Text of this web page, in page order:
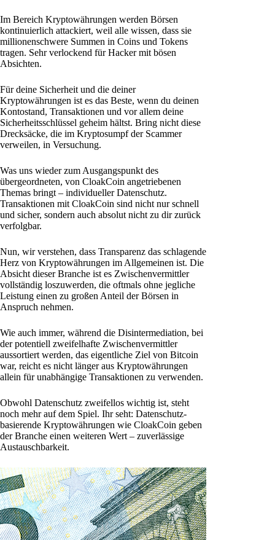
Im Bereich Kryptowährungen werden Börsen
kontinuierlich attackiert, weil alle wissen, dass sie
millionenschwere Summen in Coins und Tokens
tragen. Sehr verlockend für Hacker mit bösen
Absichten.
Für deine Sicherheit und die deiner
Kryptowährungen ist es das Beste, wenn du deinen
Kontostand, Transaktionen und vor allem deine
Sicherheitsschlüssel geheim hältst. Bring nicht diese
Drecksäcke, die im Kryptosumpf der Scammer
verweilen, in Versuchung.
Was uns wieder zum Ausgangspunkt des
übergeordneten, von CloakCoin angetriebenen
Themas bringt – individueller Datenschutz.
Transaktionen mit CloakCoin sind nicht nur schnell
und sicher, sondern auch absolut nicht zu dir zurück
verfolgbar.
Nun, wir verstehen, dass Transparenz das schlagende
Herz von Kryptowährungen im Allgemeinen ist. Die
Absicht dieser Branche ist es Zwischenvermittler
vollständig loszuwerden, die oftmals ohne jegliche
Leistung einen zu großen Anteil der Börsen in
Anspruch nehmen.
Wie auch immer, während die Disintermediation, bei
der potentiell zweifelhafte Zwischenvermittler
aussortiert werden, das eigentliche Ziel von Bitcoin
war, reicht es nicht länger aus Kryptowährungen
allein für unabhängige Transaktionen zu verwenden.
Obwohl Datenschutz zweifellos wichtig ist, steht
noch mehr auf dem Spiel. Ihr seht: Datenschutz-
basierende Kryptowährungen wie CloakCoin geben
der Branche einen weiteren Wert – zuverlässige
Austauschbarkeit.